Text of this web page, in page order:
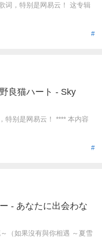
词，特别是网易云！ 这专辑
#
良猫ハート - Sky
特别是网易云！ **** 本内容
#
- あなたに出会わな
（如果沒有與你相遇 ～夏雪